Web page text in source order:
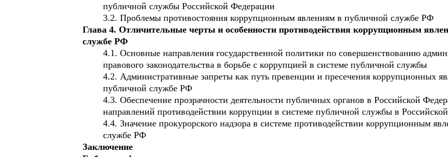
публичной службы Российской Федерации
3.2. Проблемы противостояния коррупционным явлениям в публичной службе РФ
Глава 4. Отличительные черты и особенности противодействия коррупционным
службе РФ
4.1. Основные направления государственной политики по совершенствованию
правового законодательства в борьбе с коррупцией в системе публичной службы
4.2. Административные запреты как путь превенции и пресечения коррупционных
публичной службе РФ
4.3. Обеспечение прозрачности деятельности публичных органов в Российской
направлений противодействии коррупции в системе публичной службы в
4.4. Значение прокурорского надзора в системе противодействии коррупционным
службе РФ
Заключение